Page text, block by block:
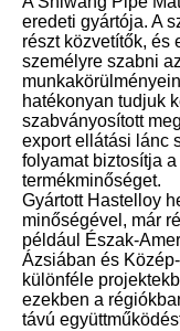
eredeti gyártója. A
részt közvetítők, és
személyre szabni
hatékonyan tudjuk
szabványosított
export ellátási lánc
folyamat biztosítja
termékminőséget.
Gyártott Hastelloy
minőségével, már
például Észak-
Ázsiában és
különféle
ezekben a
távú